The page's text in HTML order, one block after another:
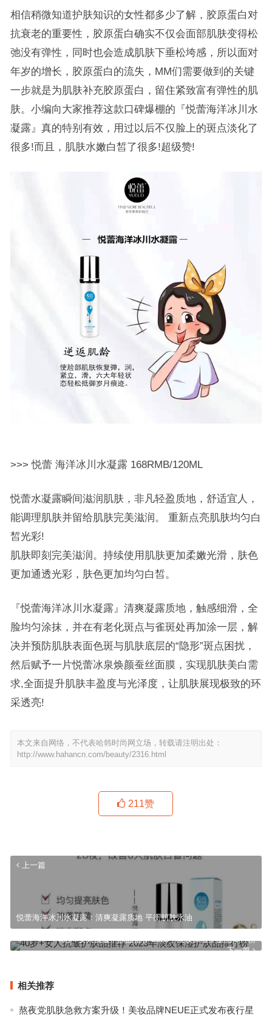
相信稍微知道护肤知识的女性都多少了解，胶原蛋白对
抗衰老的重要性，胶原蛋白确实不仅会面部肌肤变得松
弛没有弹性，同时也会造成肌肤下垂松垮感，所以面对
年岁的增长，胶原蛋白的流失，MM们需要做到的关键
一步就是为肌肤补充胶原蛋白，留住紧致富有弹性的肌
肤。小编向大家推荐这款口碑爆棚的『悦蕾海洋冰川水
凝露』真的特别有效，用过以后不仅脸上的斑点淡化了
很多!而且，肌肤水嫩白皙了很多!超级赞!
>>> 悦蕾 海洋冰川水凝露 168RMB/120ML
悦蕾水凝露瞬间滋润肌肤，非凡轻盈质地，舒适宜人，
能调理肌肤并留给肌肤完美滋润。 重新点亮肌肤均匀白
皙光彩!
肌肤即刻完美滋润。持续使用肌肤更加柔嫩光滑，肤色
更加通透光彩，肤色更加均匀白皙。
『悦蕾海洋冰川水凝露』清爽凝露质地，触感细滑，全
脸均匀涂抹，并在有老化斑点与雀斑处再加涂一层，解
决并预防肌肤表面色斑与肌肤底层的“隐形”斑点困扰，
然后赋予一片悦蕾冰泉焕颜蚕丝面膜，实现肌肤美白需
求,全面提升肌肤丰盈度与光泽度，让肌肤展现极致的环
采透亮!
本文来自网络，不代表哈韩时尚网立场，转载请注明出处：
http://www.hahancn.com/beauty/2316.html
211赞
上一篇
悦蕾海洋冰川水凝露：清爽凝露质地 平衡肌肤水油
下一篇
40岁+女人抗皱护肤品推荐 2023年淡纹保湿护肤品排行榜
相关推荐
熬夜党肌肤急救方案升级！美妆品牌NEUE正式发布夜行星